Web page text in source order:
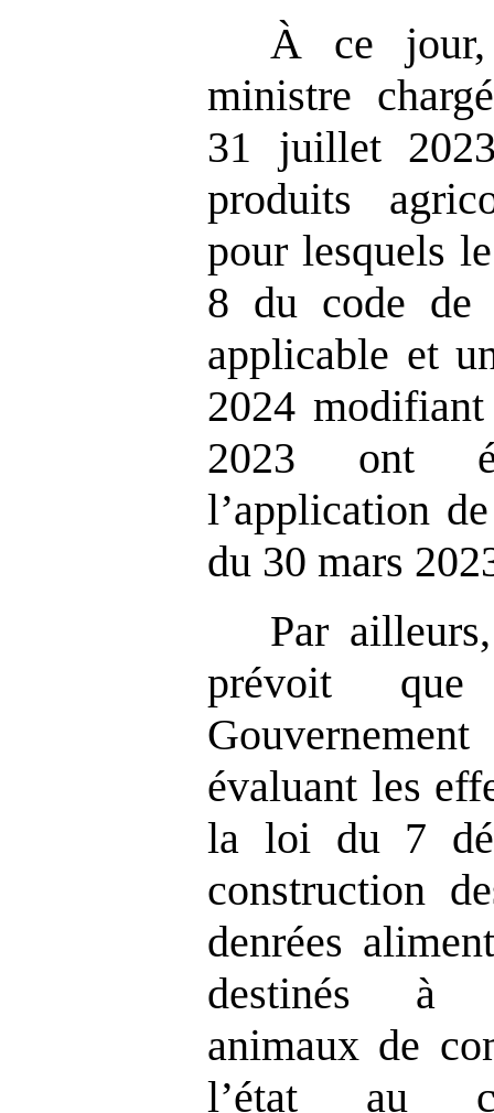
À ce
ministre
31 juillet
produits
pour lesquels
8 du code de
applicable et
2024
2023 ont
l’application
du 30 mars
Par
prévoit
évaluant les
la loi du 7
construction
denrées
destinés à
animaux de
l’état au